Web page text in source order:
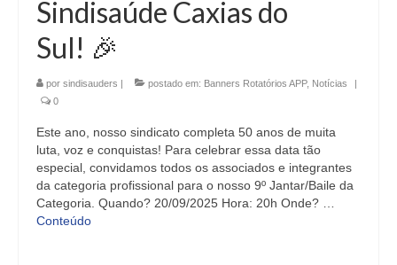
Sindisaúde Caxias do
Sul! 🎉
por sindisauders | postado em: Banners Rotatórios APP, Notícias
|
0
Este ano, nosso sindicato completa 50 anos de muita
luta, voz e conquistas! Para celebrar essa data tão
especial, convidamos todos os associados e integrantes
da categoria profissional para o nosso 9º Jantar/Baile da
Categoria. Quando? 20/09/2025 Hora: 20h Onde? …
Conteúdo